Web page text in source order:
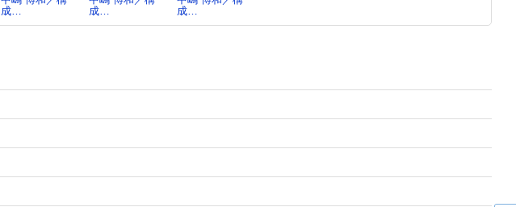
成…
成…
成…